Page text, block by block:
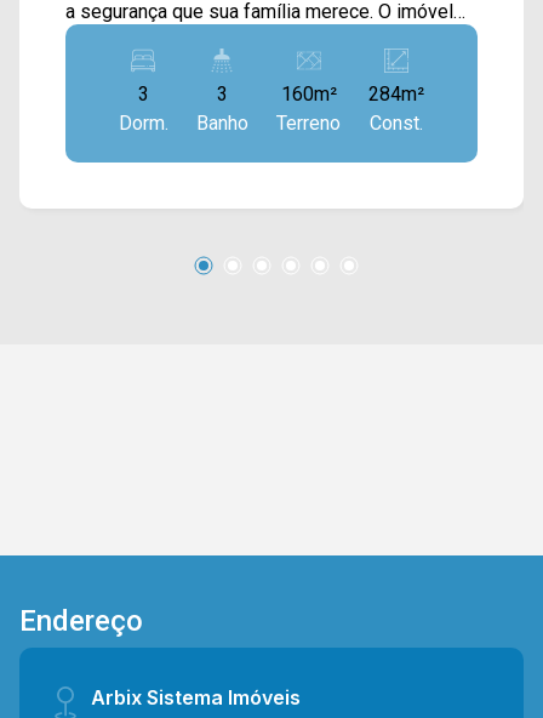
a segurança que sua família merece. O imóvel
conta com 3 quartos, sendo 02 deles com
armários planejados, 2 salas de estar arejadas,
sendo uma delas com ar condicionado e 1 sala
de jantar perfeita para momentos em família,
além de uma cozinha toda planejada. Para o seu
Além disso, o quesito segurança é prioridade,
segurança e portão eletrônico. * A CASA NÃO
da Arbix Imóveis e agende a sua visita!!
WhatsApp e Telefone: 19 3475-4546 ARBIX
IMÓVEIS - Presente em cada mudança!
3
Dorm.
3
Banho
160m²
Terreno
284m²
Const.
Endereço
Arbix Sistema Imóveis